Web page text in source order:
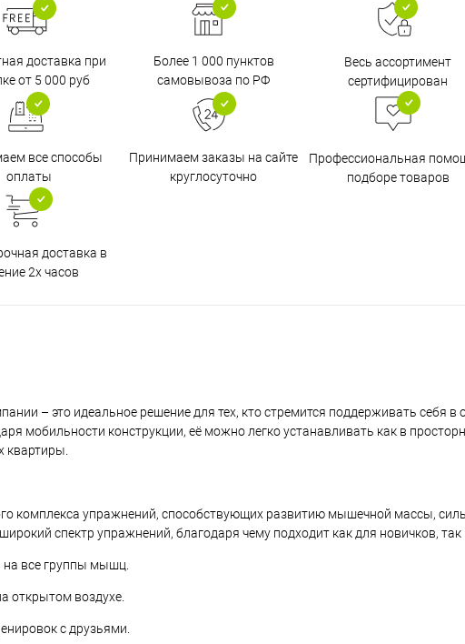
доставка при
от 5 000 руб
Более 1 000 пунктов
самовывоза по РФ
Весь ассортимент
сертифицирован
все способы
оплаты
Принимаем заказы на сайте
круглосуточно
Профессиональная
подборе товаров
доставка в
2х часов
– это идеальное решение для тех, кто стремится поддерживать себя в
мобильности конструкции, её можно легко устанавливать как в
квартиры.
комплекса упражнений, способствующих развитию мышечной массы,
спектр упражнений, благодаря чему подходит как для новичков,
все группы мышц.
открытом воздухе.
с друзьями.